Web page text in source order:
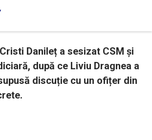
Danileț a sesizat CSM și
după ce Liviu Dragnea a
discuție cu un ofițer din